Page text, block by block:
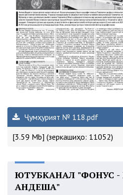
Ҷумҳурият № 118.pdf
[3.59 Mb] (зеркашиҳо: 11052)
ЮТУБКАНАЛ "ФОНУС
АНДЕША"